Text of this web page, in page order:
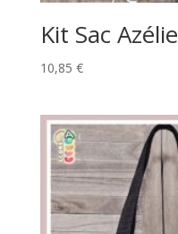
Kit Sac Azélie
10,85 €